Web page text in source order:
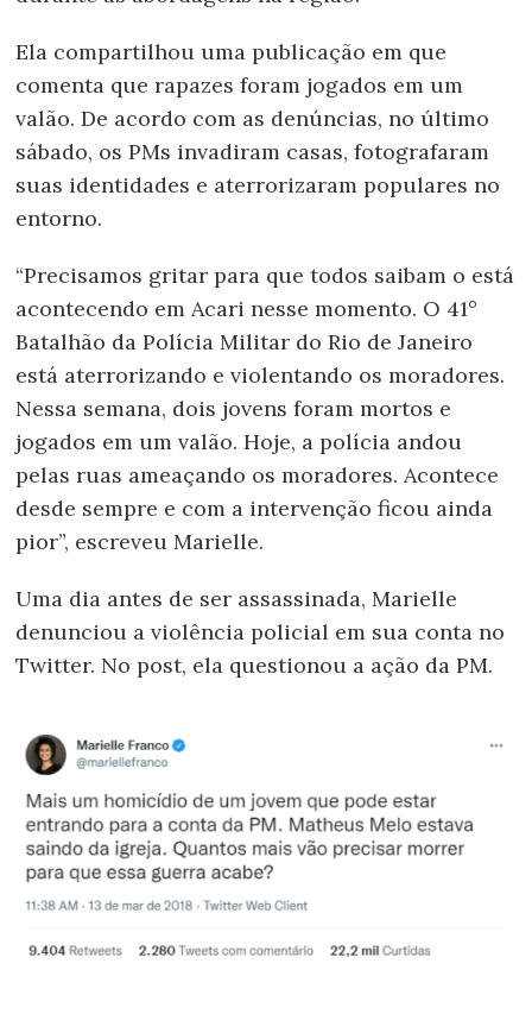
Ela compartilhou uma publicação em que
comenta que rapazes foram jogados em um
valão. De acordo com as denúncias, no último
sábado, os PMs invadiram casas, fotografaram
suas identidades e aterrorizaram populares no
entorno.
“Precisamos gritar para que todos saibam o está
acontecendo em Acari nesse momento. O 41°
Batalhão da Polícia Militar do Rio de Janeiro
está aterrorizando e violentando os moradores.
Nessa semana, dois jovens foram mortos e
jogados em um valão. Hoje, a polícia andou
pelas ruas ameaçando os moradores. Acontece
desde sempre e com a intervenção ficou ainda
pior”, escreveu Marielle.
Uma dia antes de ser assassinada, Marielle
denunciou a violência policial em sua conta no
Twitter. No post, ela questionou a ação da PM.